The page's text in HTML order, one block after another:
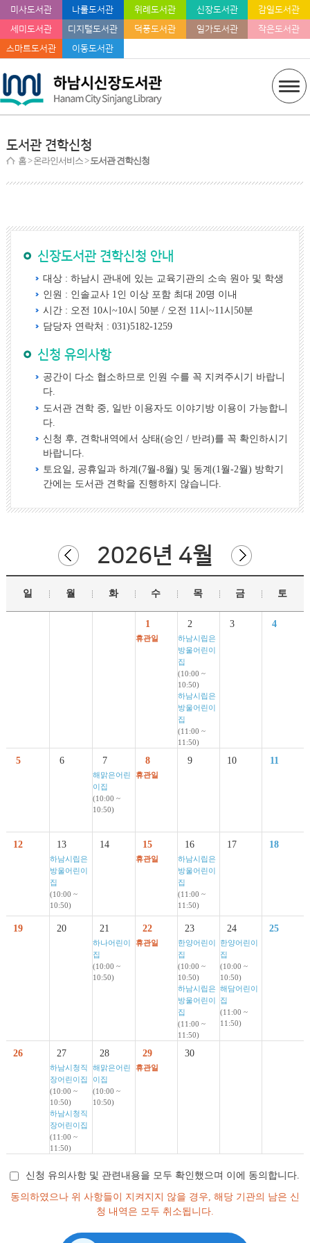
미사도서관 나룰도서관 위례도서관 신장도서관
감일도서관
세미도서관
디지털도서관 덕풍도서관 일가도서관
작은도서관
스마트도서관
이동도서관
도서관 견학신청
홈> 온라인서비스 >도서관 견학신청
신장도서관 견학신청 안내
대상 : 하남시 관내에 있는 교육기관의 소속 원아 및 학생
인원 : 인솔교사 1인 이상 포함 최대 20명 이내
시간 : 오전 10시~10시 50분 / 오전 11시~11시50분
담당자 연락처 : 031)5182-1259
신청 유의사항
공간이 다소 협소하므로 인원 수를 꼭 지켜주시기 바랍니
다.
도서관 견학 중, 일반 이용자도 이야기방 이용이 가능합니
다.
신청 후, 견학내역에서 상태(승인 / 반려)를 꼭 확인하시기
바랍니다.
토요일, 공휴일과 하계(7월-8월) 및 동계(1월-2월) 방학기
간에는 도서관 견학을 진행하지 않습니다.
2026년 4월
일 월 화 수 목 금 토
1
휴관일
2
하남시립은
방울어린이
집
(10:00 ~
10:50)
하남시립은
방울어린이
집
(11:00 ~
11:50)
3 4
5 6 7
해맑은어린
이집
(10:00 ~
10:50)
8
휴관일
9 10 11
12 13
하남시립은
방울어린이
집
(10:00 ~
10:50)
14 15
휴관일
16
하남시립은
방울어린이
집
(11:00 ~
11:50)
17 18
19 20 21
하나어린이
집
(10:00 ~
10:50)
22
휴관일
23
한양어린이
집
(10:00 ~
10:50)
하남시립은
방울어린이
집
(11:00 ~
11:50)
24
한양어린이
집
(10:00 ~
10:50)
해담어린이
집
(11:00 ~
11:50)
25
26 27
하남시청직
장어린이집
(10:00 ~
10:50)
하남시청직
장어린이집
(11:00 ~
11:50)
28
해맑은어린
이집
(10:00 ~
10:50)
29
휴관일
30
신청 유의사항 및 관련내용을 모두 확인했으며 이에 동의합니다.
동의하였으나 위 사항들이 지켜지지 않을 경우, 해당 기관의 남은 신
청 내역은 모두 취소됩니다.